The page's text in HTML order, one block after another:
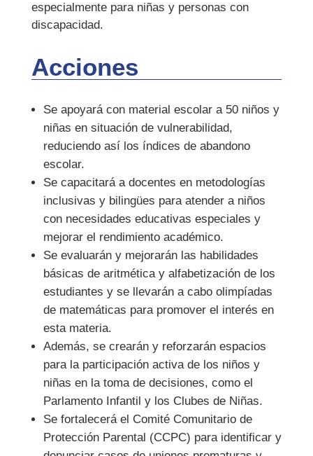
especialmente para niñas y personas con
discapacidad.
Acciones
Se apoyará con material escolar a 50 niños y
niñas en situación de vulnerabilidad,
reduciendo así los índices de abandono
escolar.
Se capacitará a docentes en metodologías
inclusivas y bilingües para atender a niños
con necesidades educativas especiales y
mejorar el rendimiento académico.
Se evaluarán y mejorarán las habilidades
básicas de aritmética y alfabetización de los
estudiantes y se llevarán a cabo olimpíadas
de matemáticas para promover el interés en
esta materia.
Además, se crearán y reforzarán espacios
para la participación activa de los niños y
niñas en la toma de decisiones, como el
Parlamento Infantil y los Clubes de Niñas.
Se fortalecerá el Comité Comunitario de
Protección Parental (CCPC) para identificar y